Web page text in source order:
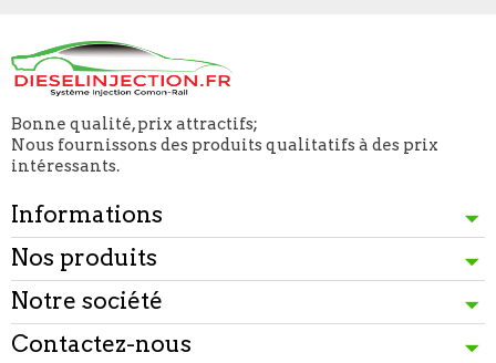
Bonne qualité, prix attractifs;
Nous fournissons des produits qualitatifs à des prix
intéressants.
Informations
Nos produits
Notre société
Contactez-nous